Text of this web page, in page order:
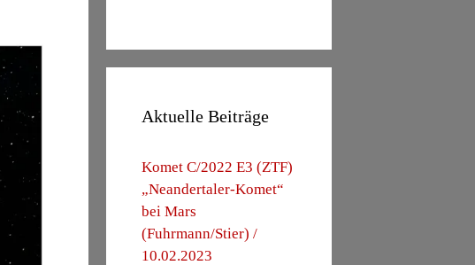
Aktuelle Beiträge
Komet C/2022 E3 (ZTF)
„Neandertaler-Komet“
bei Mars
(Fuhrmann/Stier) /
10.02.2023